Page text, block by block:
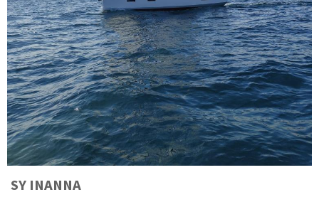
SY INANNA